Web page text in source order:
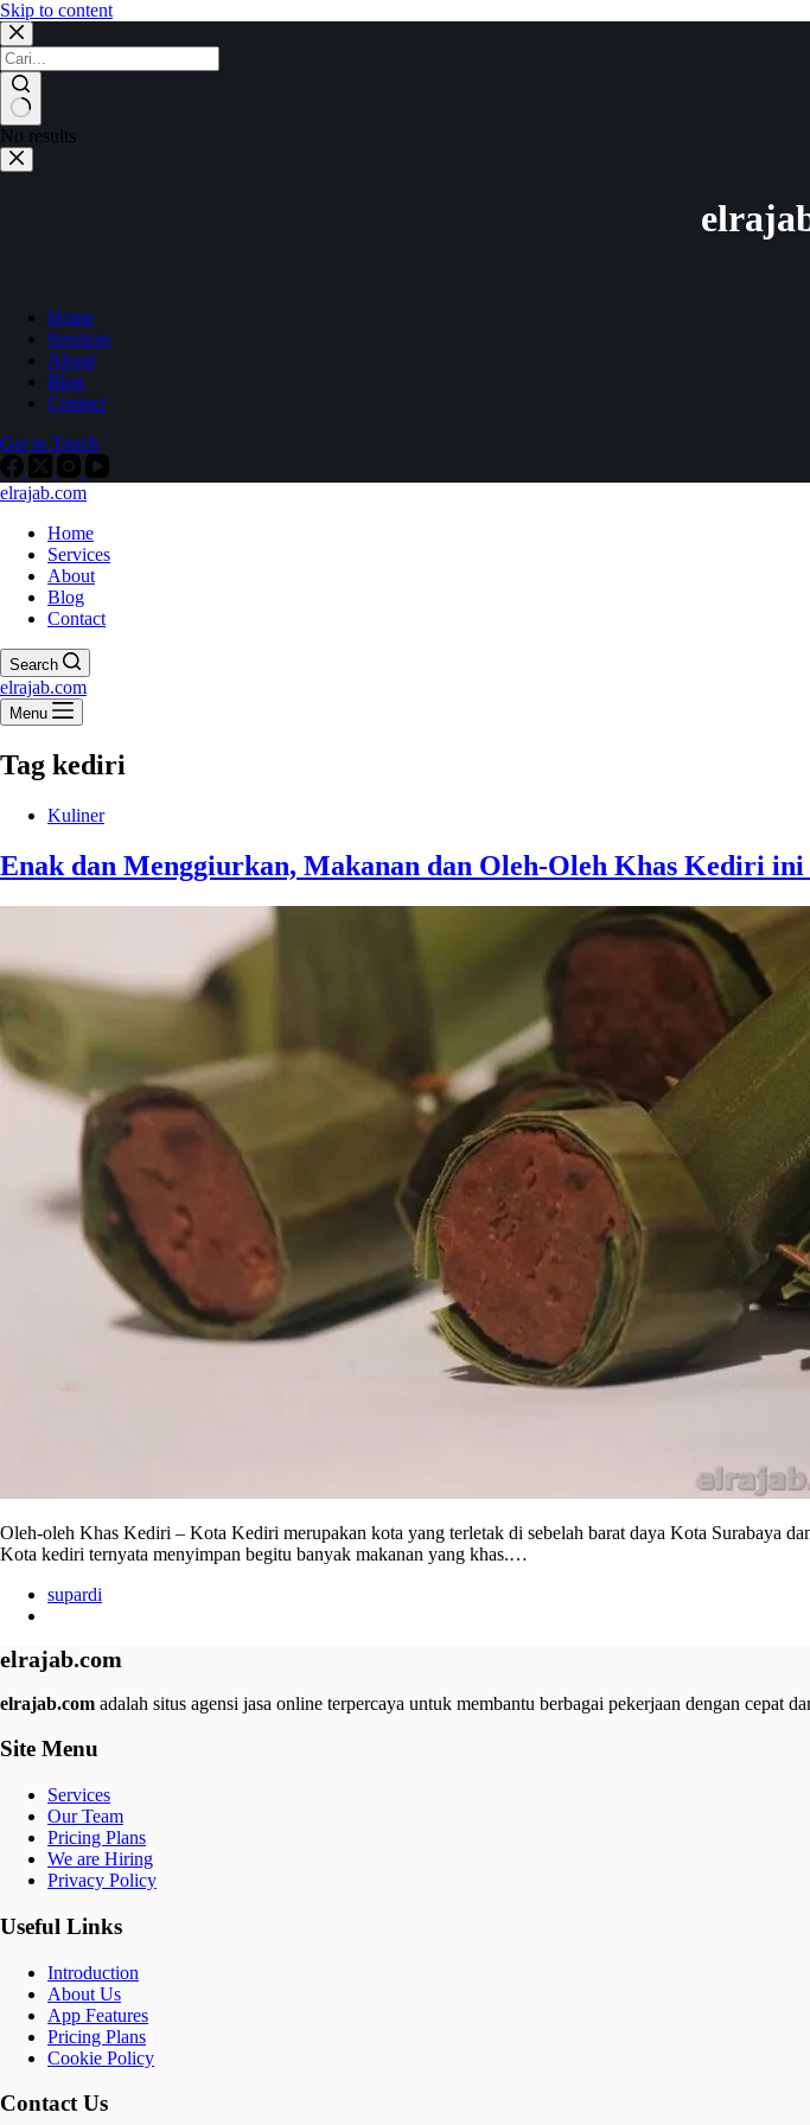
Skip to content
No results
Home
Services
About
Blog
Contact
Get in Touch
elrajab.com
Home
Services
About
Blog
Contact
Search
elrajab.com
Menu
Tag kediri
Kuliner
Enak dan Menggiurkan, Makanan dan Oleh-Oleh Khas Kediri ini
Oleh-oleh Khas Kediri – Kota Kediri merupakan kota yang terletak di sebelah barat daya Kota Surabaya
Kota kediri ternyata menyimpan begitu banyak makanan yang khas.…
supardi
elrajab.com
elrajab.com adalah situs agensi jasa online terpercaya untuk membantu berbagai pekerjaan dengan cepat
Site Menu
Services
Our Team
Pricing Plans
We are Hiring
Privacy Policy
Useful Links
Introduction
About Us
App Features
Pricing Plans
Cookie Policy
Contact Us